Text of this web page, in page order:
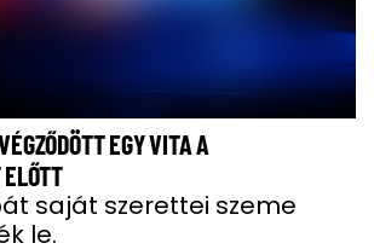
EGY VITA A
ELŐTT
saját szerettei szeme
le.